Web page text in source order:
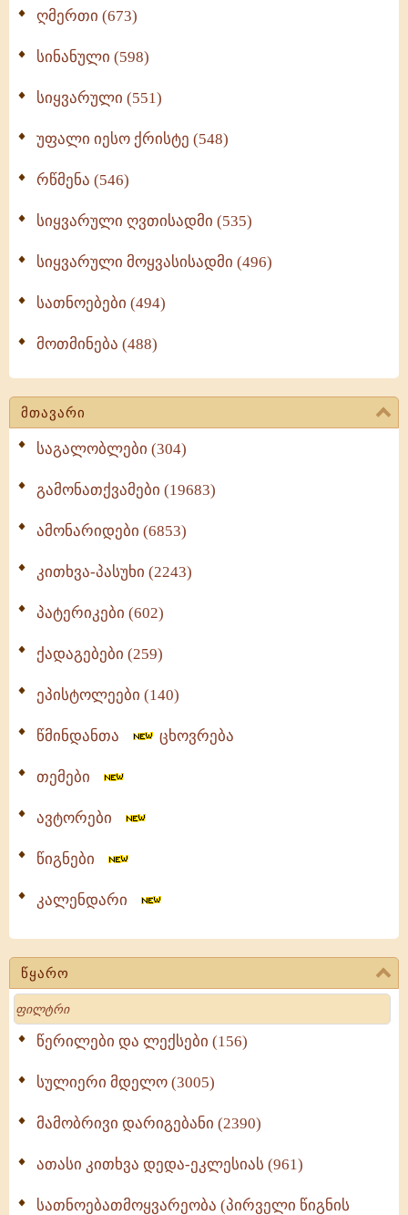
ღმერთი (673)
სინანული (598)
სიყვარული (551)
უფალი იესო ქრისტე (548)
რწმენა (546)
სიყვარული ღვთისადმი (535)
სიყვარული მოყვასისადმი (496)
სათნოებები (494)
მოთმინება (488)
მთავარი
საგალობლები (304)
გამონათქვამები (19683)
ამონარიდები (6853)
კითხვა-პასუხი (2243)
პატერიკები (602)
ქადაგებები (259)
ეპისტოლეები (140)
წმინდანთა ცხოვრება
თემები
ავტორები
წიგნები
კალენდარი
წყარო
Search
წერილები და ლექსები (156)
სულიერი მდელო (3005)
მამობრივი დარიგებანი (2390)
ათასი კითხვა დედა-ეკლესიას (961)
სათნოებათმოყვარეობა (პირველი წიგნის